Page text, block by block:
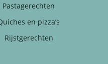
Pastagerechten
en pizza’s
Rijstgerechten